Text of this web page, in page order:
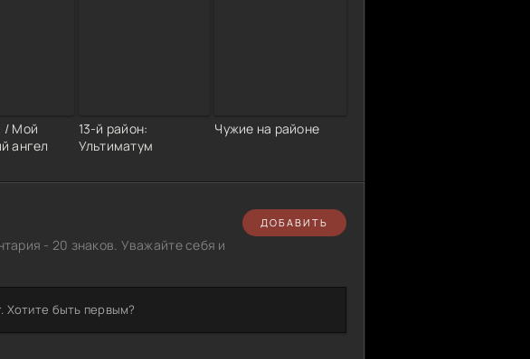
/ Мой
ангел
13-й район:
Ультиматум
Чужие на районе
- 20 знаков. Уважайте себя и
ДОБАВИТЬ
Хотите быть первым?